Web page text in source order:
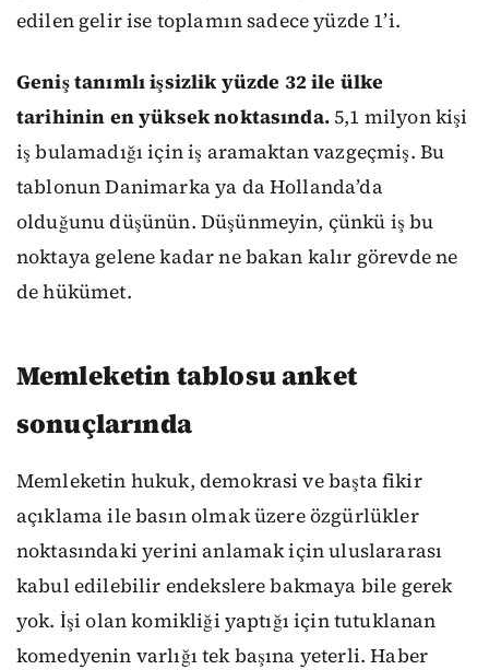
edilen gelir ise toplamın sadece yüzde 1’i.
Geniş tanımlı işsizlik yüzde 32 ile ülke
tarihinin en yüksek noktasında.5,1 milyon kişi
iş bulamadığı için iş aramaktan vazgeçmiş. Bu
tablonun Danimarka ya da Hollanda’da
olduğunu düşünün. Düşünmeyin, çünkü iş bu
noktaya gelene kadar ne bakan kalır görevde ne
de hükümet.
Memleketin tablosu anket
sonuçlarında
Memleketin hukuk, demokrasi ve başta fikir
açıklama ile basın olmak üzere özgürlükler
noktasındaki yerini anlamak için uluslararası
kabul edilebilir endekslere bakmaya bile gerek
yok. İşi olan komikliği yaptığı için tutuklanan
komedyenin varlığı tek başına yeterli. Haber